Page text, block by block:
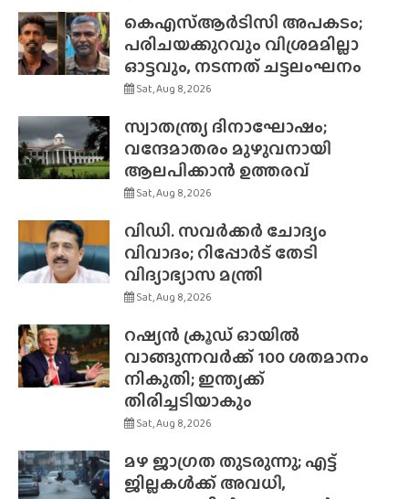
കെഎസ്ആർടിസി അപകടം;
പരിചയക്കുറവും വിശ്രമമില്ലാ
ഓട്ടവും, നടന്നത് ചട്ടലംഘനം
Sat, Aug 8, 2026
സ്വാതന്ത്ര്യ ദിനാഘോഷം;
വന്ദേമാതരം മുഴുവനായി
ആലപിക്കാൻ ഉത്തരവ്
Sat, Aug 8, 2026
വിഡി. സവർക്കർ ചോദ്യം
വിവാദം; റിപ്പോർട് തേടി
വിദ്യാഭ്യാസ മന്ത്രി
Sat, Aug 8, 2026
റഷ്യൻ ക്രൂഡ് ഓയിൽ
വാങ്ങുന്നവർക്ക് 100 ശതമാനം
നികുതി; ഇന്ത്യക്ക്
തിരിച്ചടിയാകും
Sat, Aug 8, 2026
മഴ ജാഗ്രത തുടരുന്നു; എട്ട്
ജില്ലകൾക്ക് അവധി,